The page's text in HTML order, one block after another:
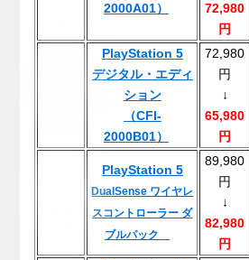
2000A01）
72,980
円
PlayStation 5
デジタル・エディ
ション
（CFI-
2000B01）
72,980
円
↓
65,980
円
PlayStation 5
DualSense ワイヤレ
スコントローラー ダ
ブルパック
89,980
円
↓
82,980
円